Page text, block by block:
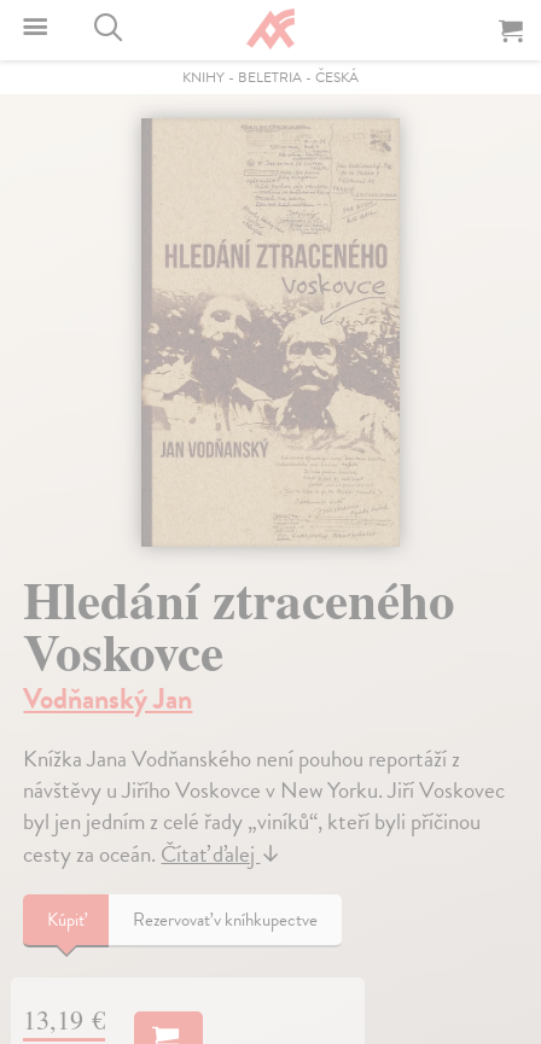
KNIHY - BELETRIA - ČESKÁ
Hledání ztraceného
Voskovce
Vodňanský Jan
Knížka Jana Vodňanského není pouhou reportáží z
návštěvy u Jiřího Voskovce v New Yorku. Jiří Voskovec
byl jen jedním z celé řady „viníků“, kteří byli příčinou
cesty za oceán. Čítať ďalej ↓
Kúpiť Rezervovať v kníhkupectve
13,19 €